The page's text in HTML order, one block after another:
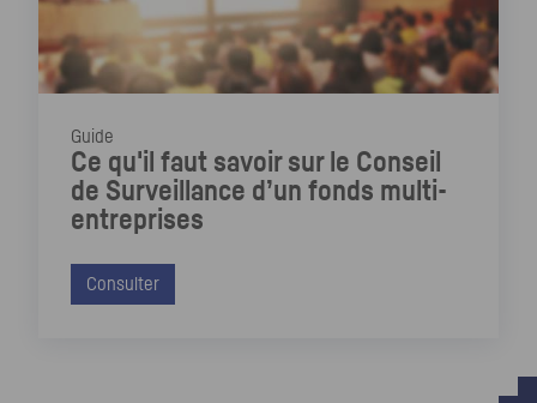
Guide
Ce qu'il faut savoir sur le Conseil
de Surveillance d’un fonds multi-
entreprises
Consulter